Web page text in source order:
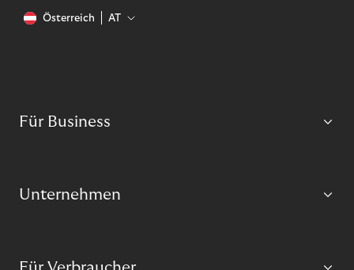
Österreich AT
Für Business
Unternehmen